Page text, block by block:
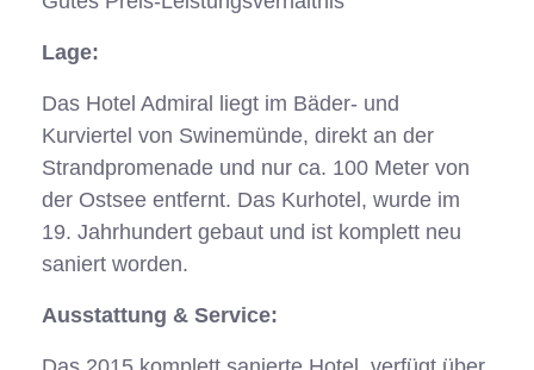
Lage:
Das Hotel Admiral liegt im Bäder- und
Kurviertel von Swinemünde, direkt an der
Strandpromenade und nur ca. 100 Meter von
der Ostsee entfernt. Das Kurhotel, wurde im
19. Jahrhundert gebaut und ist komplett neu
saniert worden.
Ausstattung & Service: